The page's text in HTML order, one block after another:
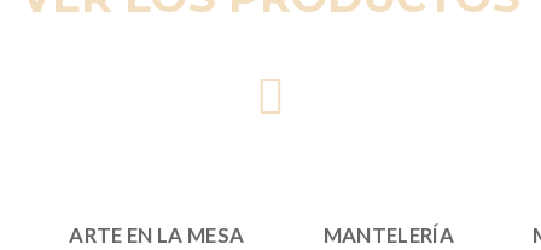
ARTE EN LA MESA MANTELERÍA